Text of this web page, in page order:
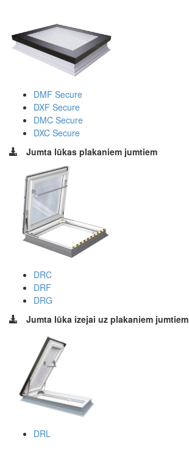
DMF Secure
DXF Secure
DMC Secure
DXC Secure
Jumta lūkas plakaniem jumtiem
DRC
DRF
DRG
Jumta lūka izejai uz plakaniem jumtiem
DRL